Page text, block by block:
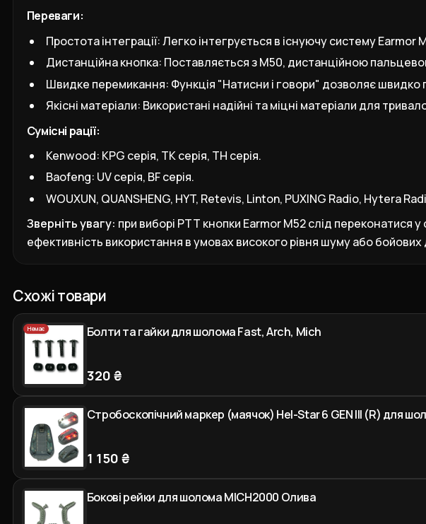
Переваги:
Простота інтеграції: Легко інтегрується в існуючу систему
Дистанційна кнопка: Поставляється з M50, дистанційною
Швидке перемикання: Функція "Натисни і говори" дозволяє
Якісні матеріали: Використані надійні та міцні матеріали для
Сумісні рації:
Kenwood: KPG серія, TK серія, TH серія.
Baofeng: UV серія, BF серія.
WOUXUN, QUANSHENG, HYT, Retevis, Linton, PUXING Radio, Hytera
Зверніть увагу: при виборі PTT кнопки Earmor M52 слід
ефективність використання в умовах високого рівня шуму або бойових
Схожі товари
Немає Болти та гайки для шолома Fast, Arch, Mich
320 ₴
Стробоскопічний маркер (маячок) Hel-Star 6 GEN III (R) для
1 150 ₴
Бокові рейки для шолома MICH2000 Олива